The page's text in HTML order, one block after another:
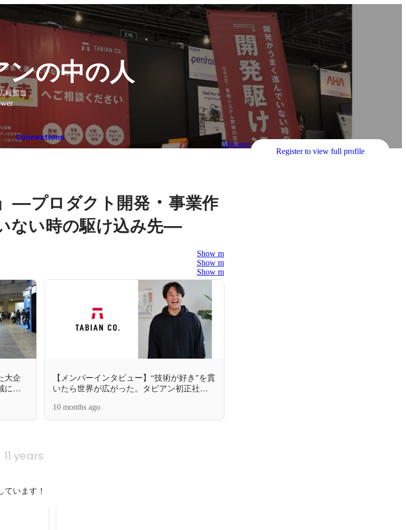
ンの中の人
報担当
Connections
Message
Register to view full profile
―プロダクト開発・ 事業作
ない時の駆け込み先―
Show more
Show more
Show more
大企
に飛
【メンバーインタビュー】“技術が好き”を貫
いたら世界が広がった。タビアン初正社員
10 months ago
11 years
います！